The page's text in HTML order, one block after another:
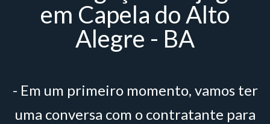
em Capela do Alto
Alegre - BA
- Em um primeiro momento, vamos ter
uma conversa com o contratante para